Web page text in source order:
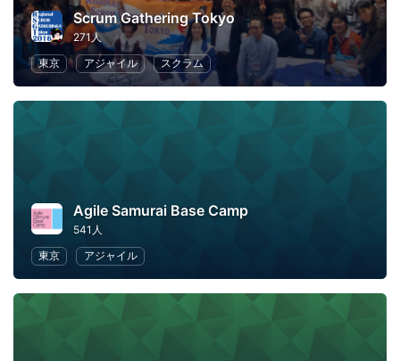
Scrum Gathering Tokyo
271人
東京
アジャイル スクラム
Agile Samurai Base Camp
541人
東京
アジャイル